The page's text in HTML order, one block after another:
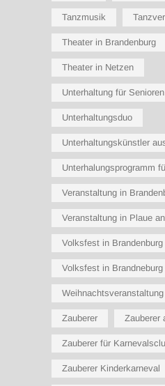
Tanzmusik
Theater in Brandenburg
Theater in Netzen
Unterhaltung für Senioren
Unterhaltungsduo
Unterhaltungskünstler
Unterhalungsprogramm
Veranstaltung in
Veranstaltung in Plaue
Volksfest in Brandenburg
Volksfest in
Zauberer Zauberer
Zauberer für
Zauberer Kinderkarneval